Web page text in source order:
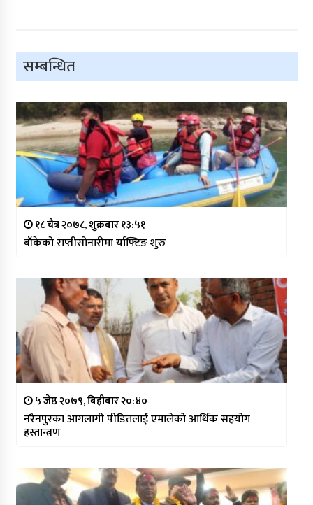
सम्बन्धित
१८ चैत्र २०७८, शुक्रबार १३:५१
बाँकेको राप्तीसोनारीमा र्याफ्टिङ शुरु
५ जेष्ठ २०७९, बिहीबार २०:४०
नरैनपुरका आगलागी पीडितलाई एमालेको आर्थिक सहयोग
हस्तान्त्रण